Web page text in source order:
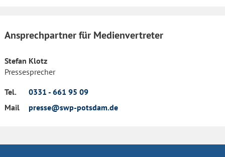
Ansprechpartner für Medienvertreter
Stefan Klotz
Pressesprecher
Tel.
0331 - 661 95 09
Mail
presse@swp-potsdam.de